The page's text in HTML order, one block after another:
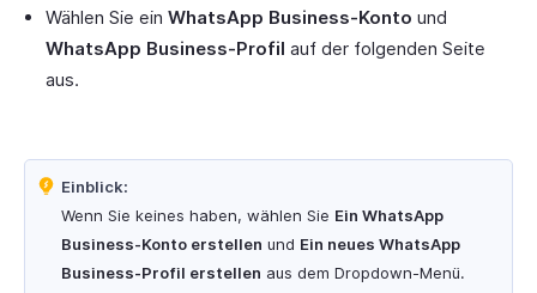
Wählen Sie ein WhatsApp Business-Konto und
WhatsApp Business-Profil auf der folgenden Seite
aus.
Einblick:
Wenn Sie keines haben, wählen Sie Ein WhatsApp
Business-Konto erstellen und Ein neues WhatsApp
Business-Profil erstellen aus dem Dropdown-Menü.